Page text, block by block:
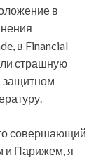
в
в Financial
страшную
защитном
совершающий
и Парижем, я